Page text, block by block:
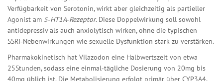
Verfügbarkeit von Serotonin, wirkt aber gleichzeitig als partieller
Agonist am 5‑HT1A‑Rezeptor. Diese Doppelwirkung soll sowohl
antidepressiv als auch anxiolytisch wirken, ohne die typischen
SSRI‑Nebenwirkungen wie sexuelle Dysfunktion stark zu verstärken.
Pharmakokinetisch hat Vilazodon eine Halbwertszeit von etwa
25Stunden, sodass eine einmal‑tägliche Dosierung von 20mg bis
40mg üblich ist. Die Metabolisierung erfolgt primär über CYP3A4,